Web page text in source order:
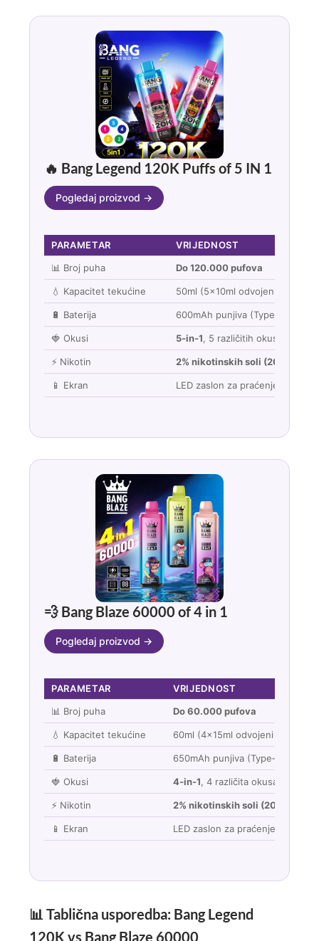
🔥 Bang Legend 120K Puffs of 5 IN 1
Pogledaj proizvod →
PARAMETAR
VRIJEDNOST
📊 Broj puha
Do 120.000 pufova
💧 Kapacitet tekućine 50ml (5x10ml odvojeni
🔋 Baterija 600mAh punjiva (Type‑C)
🍓 Okusi 5‑in‑1, 5 različitih okusa u
⚡ Nikotin 2% nikotinskih soli (20mg/ml)
📱 Ekran LED zaslon za praćenje
💨 Bang Blaze 60000 of 4 in 1
Pogledaj proizvod →
PARAMETAR
VRIJEDNOST
📊 Broj puha
Do 60.000 pufova
💧 Kapacitet tekućine 60ml (4x15ml odvojeni
🔋 Baterija 650mAh punjiva (Type‑C)
🍓 Okusi 4‑in‑1, 4 različita okusa u
⚡ Nikotin 2% nikotinskih soli (20mg/ml)
📱 Ekran LED zaslon za praćenje baterije
📊 Tablična usporedba: Bang Legend
120K vs Bang Blaze 60000